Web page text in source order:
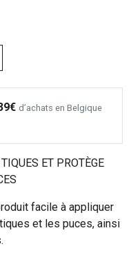
d’achats en Belgique
ET PROTÈGE
facile à appliquer
et les puces, ainsi